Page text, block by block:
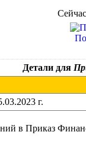
Детали для
г.
в Приказ